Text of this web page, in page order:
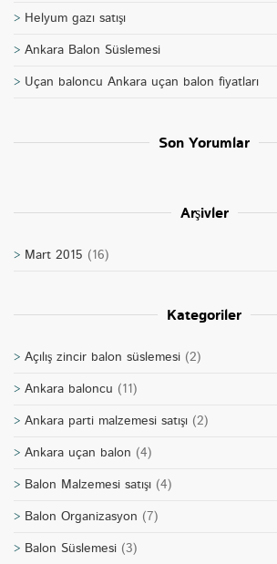
Helyum gazı satışı
Ankara Balon Süslemesi
Uçan baloncu Ankara uçan balon fiyatları
Son Yorumlar
Arşivler
Mart 2015 (16)
Kategoriler
Açılış zincir balon süslemesi (2)
Ankara baloncu (11)
Ankara parti malzemesi satışı (2)
Ankara uçan balon (4)
Balon Malzemesi satışı (4)
Balon Organizasyon (7)
Balon Süslemesi (3)